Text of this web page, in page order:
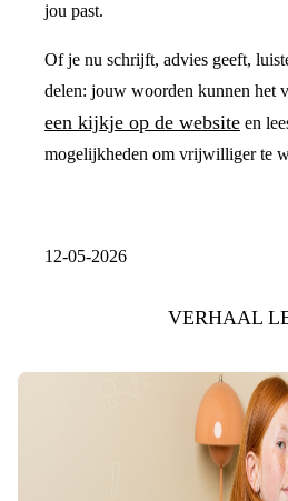
jou past.
Of je nu schrijft, advies geeft,
delen: jouw woorden kunnen het
een kijkje op de website en
mogelijkheden om vrijwilliger te
12-05-2026
VERHAAL